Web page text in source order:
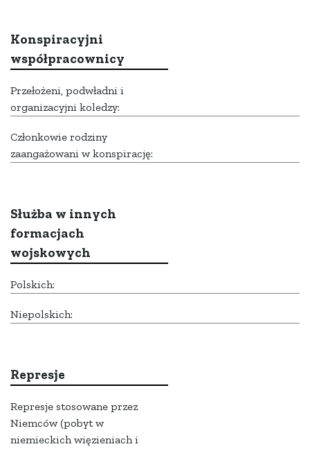
Konspiracyjni
współpracownicy
Przełożeni, podwładni i
organizacyjni koledzy:
Członkowie rodziny
zaangażowani w konspirację:
Służba w innych
formacjach
wojskowych
Polskich:
Niepolskich:
Represje
Represje stosowane przez
Niemców (pobyt w
niemieckich więzieniach i